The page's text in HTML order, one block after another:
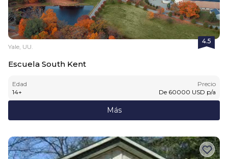
4.5
Yale, UU.
Escuela South Kent
Edad
14+
Precio
De 60000 USD p/a
Más